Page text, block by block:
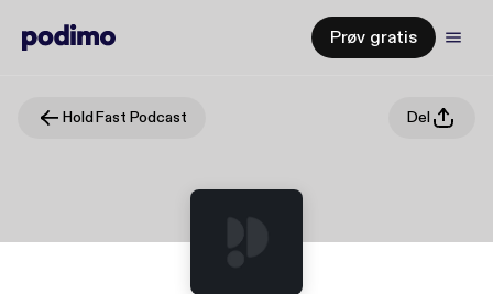
Prøv gratis
Hold Fast Podcast Del